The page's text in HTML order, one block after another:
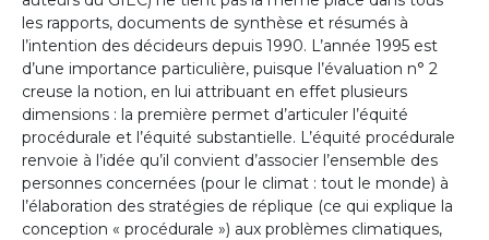
les rapports, documents de synthèse et résumés à
l’intention des décideurs depuis 1990. L’année 1995 est
d’une importance particulière, puisque l’évaluation n° 2
creuse la notion, en lui attribuant en effet plusieurs
dimensions : la première permet d’articuler l’équité
procédurale et l’équité substantielle. L’équité procédurale
renvoie à l’idée qu’il convient d’associer l’ensemble des
personnes concernées (pour le climat : tout le monde) à
l’élaboration des stratégies de réplique (ce qui explique la
conception « procédurale ») aux problèmes climatiques,